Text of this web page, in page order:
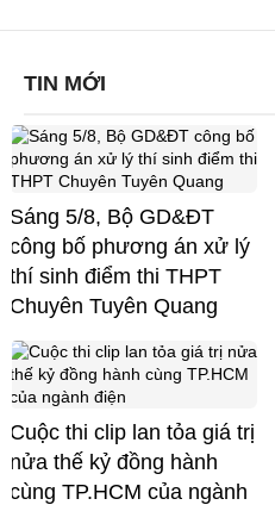
TIN MỚI
Sáng 5/8, Bộ GD&ĐT
công bố phương án xử lý
thí sinh điểm thi THPT
Chuyên Tuyên Quang
Cuộc thi clip lan tỏa giá trị
nửa thế kỷ đồng hành
cùng TP.HCM của ngành